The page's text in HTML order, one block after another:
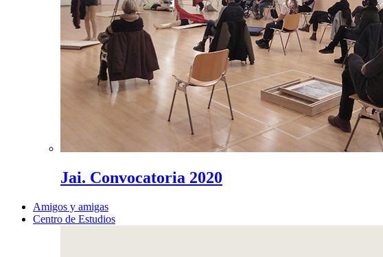
Jai. Convocatoria 2020
Amigos y amigas
Centro de Estudios